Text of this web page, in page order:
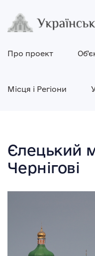
Про проект
Місця і Регіони
Єлецький
Чернігові